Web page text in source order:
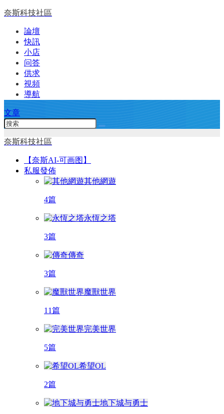
奈斯科技社區
論壇
快訊
小店
问答
供求
視頻
導航
文章
奈斯科技社區
【奈斯AI-可画图】
私服發佈
其他網遊
4篇
永恆之塔
3篇
傳奇
3篇
魔獸世界
11篇
完美世界
5篇
希望OL
2篇
地下城与勇士